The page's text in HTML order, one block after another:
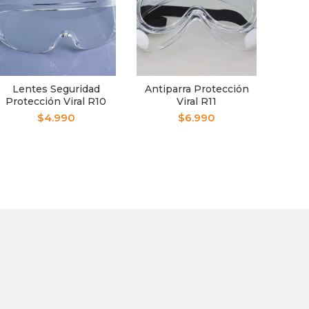
Lentes Seguridad
Protección Viral R10
$4.990
Antiparra Protección
Viral R11
$6.990